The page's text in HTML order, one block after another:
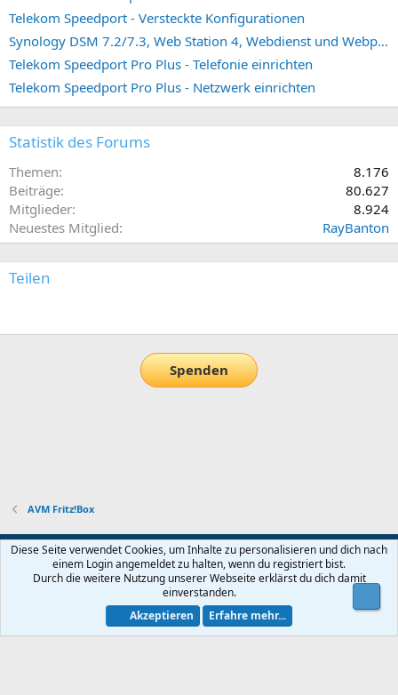
Telekom Speedport - Versteckte Konfigurationen
Synology DSM 7.2/7.3, Web Station 4, Webdienst und Webportal erstellen (ehemals vHost)
Telekom Speedport Pro Plus - Telefonie einrichten
Telekom Speedport Pro Plus - Netzwerk einrichten
Statistik des Forums
Themen
8.176
Beiträge
80.627
Mitglieder
8.924
Neuestes Mitglied
RayBanton
Teilen
Spenden
AVM Fritz!Box
Default-Theme
Nutzungsbedingungen
Datenschutz Hilfe und Impressum Start
Community platform by XenForo® © 2010-2026 XenForo Ltd.
Diese Seite verwendet Cookies, um Inhalte zu personalisieren und dich nach
einem Login angemeldet zu halten, wenn du registriert bist.
Durch die weitere Nutzung unserer Webseite erklärst du dich damit
einverstanden.
Akzeptieren
Erfahre mehr...